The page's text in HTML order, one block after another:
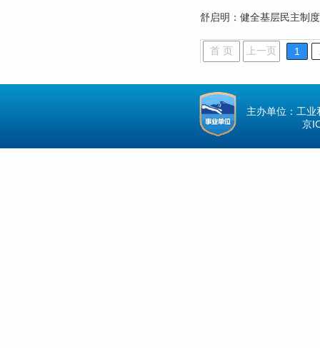
舒启明：健全基层民主制度
首 页 上一页 1
主办单位：工
京